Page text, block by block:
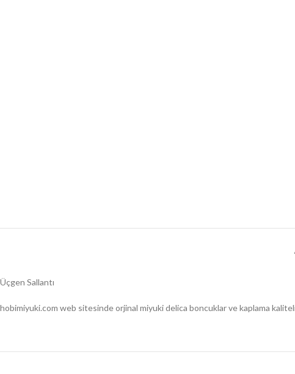
Üçgen Sallantı
hobimiyuki.com web sitesinde orjinal miyuki delica boncuklar ve kaplama